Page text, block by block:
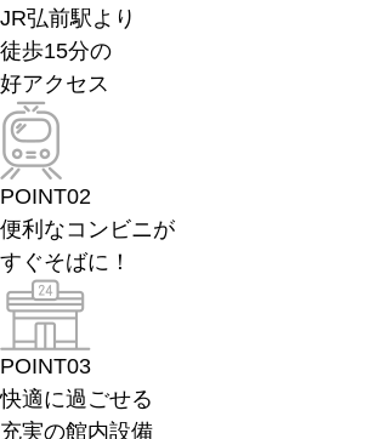
JR弘前駅より
徒歩15分の
好アクセス
POINT02
便利なコンビニが
すぐそばに！
POINT03
快適に過ごせる
充実の館内設備